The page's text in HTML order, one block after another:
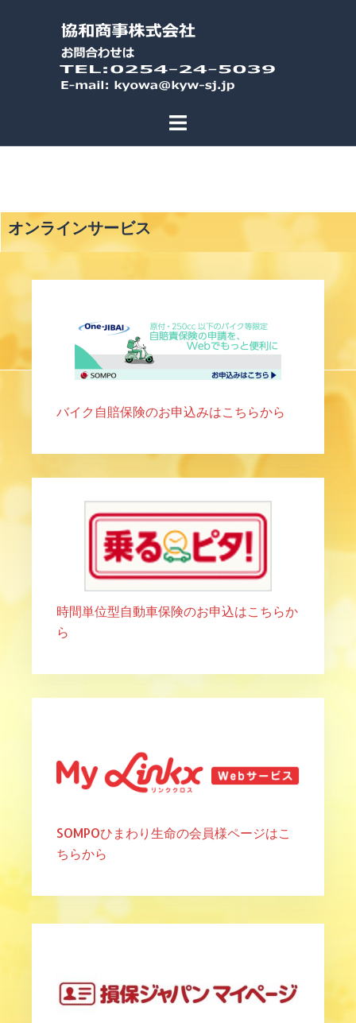
オンラインサービス
バイク自賠保険のお申込みはこちらから
時間単位型自動車保険のお申込はこちらか
ら
SOMPOひまわり生命の会員様ページはこ
ちらから